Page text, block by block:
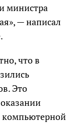
министра
— написал
что в
Это